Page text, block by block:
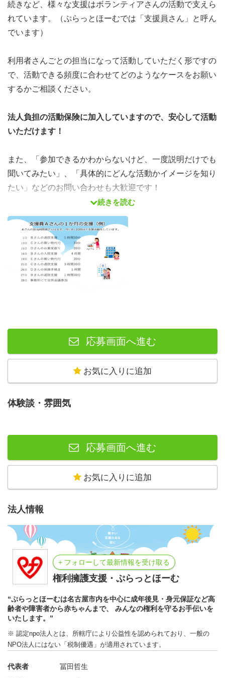
続きなど、様々な支援はボランティアさんの活動で支えら
れています。（ぷらっとほーむでは「支援員さん」と呼ん
でいます）
利用者さんごとの担当になって活動していただく形ですの
で、活動できる頻度に合わせてどのようなケースをお願い
するかご相談ください。
法人負担の活動保険に加入していますので、安心して活動
いただけます！
また、「参加できるかわからないけど、一度説明だけでも
聞いてみたい」、「具体的にどんな活動かイメージを知り
たい」などのお問い合わせも大歓迎です！
継続して活動いただける方のご参加をお待ちしておりま
す。
続きを読む
応募画面へ進む
お気に入りに追加
体験談・雰囲気
応募画面へ進む
お気に入りに追加
法人情報
+ フォローして最新情報を受け取る
権利擁護支援・ぷらっとほーむ
“ぷらっとほーむは名古屋市内を中心に成年後見・身元保証など高
齢者や障害者から赤ちゃんまで、 みんなの権利を守るお手伝いを
いたします。”
※ 認定npo法人とは、所轄庁により公益性を認められており、一般の
NPO法人にはない「税制優遇」が適用されています。
代表者
冨田哲生